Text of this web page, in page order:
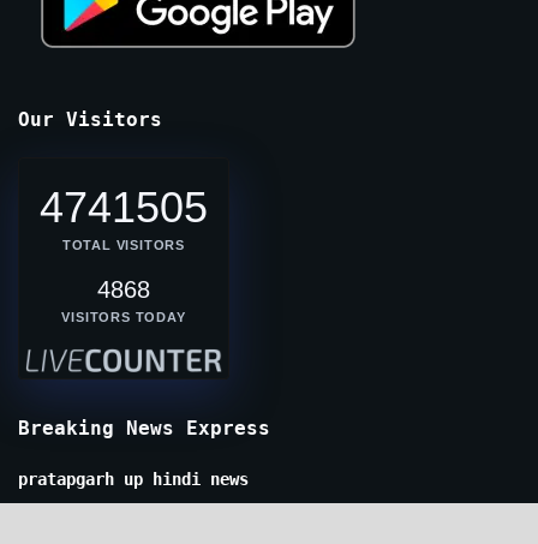
Our Visitors
4741505
TOTAL VISITORS
4868
VISITORS TODAY
Breaking News Express
pratapgarh up hindi news